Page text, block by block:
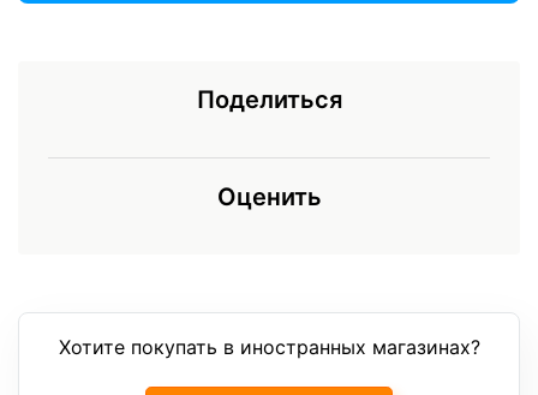
Поделиться
Оценить
Хотите покупать в иностранных магазинах?